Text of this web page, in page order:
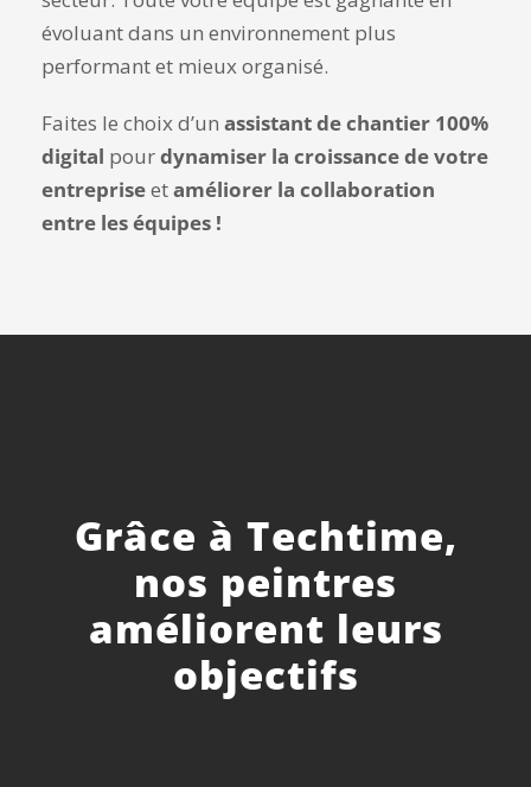
évoluant dans un environnement plus
performant et mieux organisé.
Faites le choix d’un assistant de chantier 100%
digital pourdynamiser la croissance de votre
entrepriseetaméliorer la collaboration
entre les équipes !
Grâce à Techtime,
nos peintres
améliorent leurs
objectifs